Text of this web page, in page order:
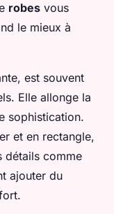
robes vous
le mieux à
est souvent
Elle allonge la
sophistication.
et en rectangle,
détails comme
ajouter du